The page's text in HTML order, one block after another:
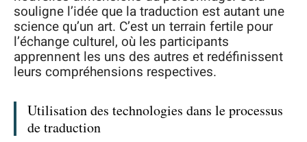
souligne l’idée que la traduction est autant une
science qu’un art. C’est un terrain fertile pour
l’échange culturel, où les participants
apprennent les uns des autres et redéfinissent
leurs compréhensions respectives.
Utilisation des technologies dans le processus
de traduction